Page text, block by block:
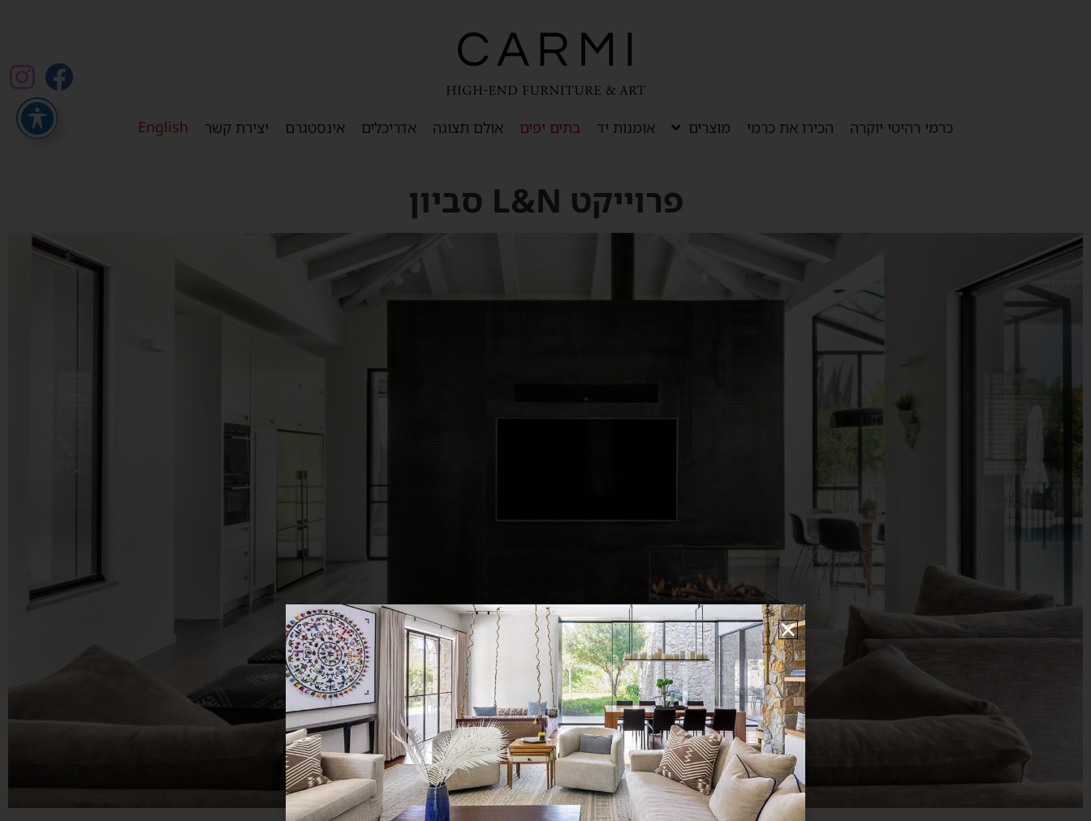
כרמי רהיטי יוקרה הכירו את כרמי מוצרים אומנות יד בתים יפים אולם תצוגה אדריכלים אינסטגרם יצירת קשר English
פרוייקט L&N סביון